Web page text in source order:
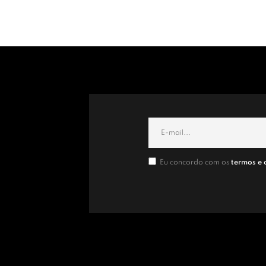
Eu concordo com os termos e